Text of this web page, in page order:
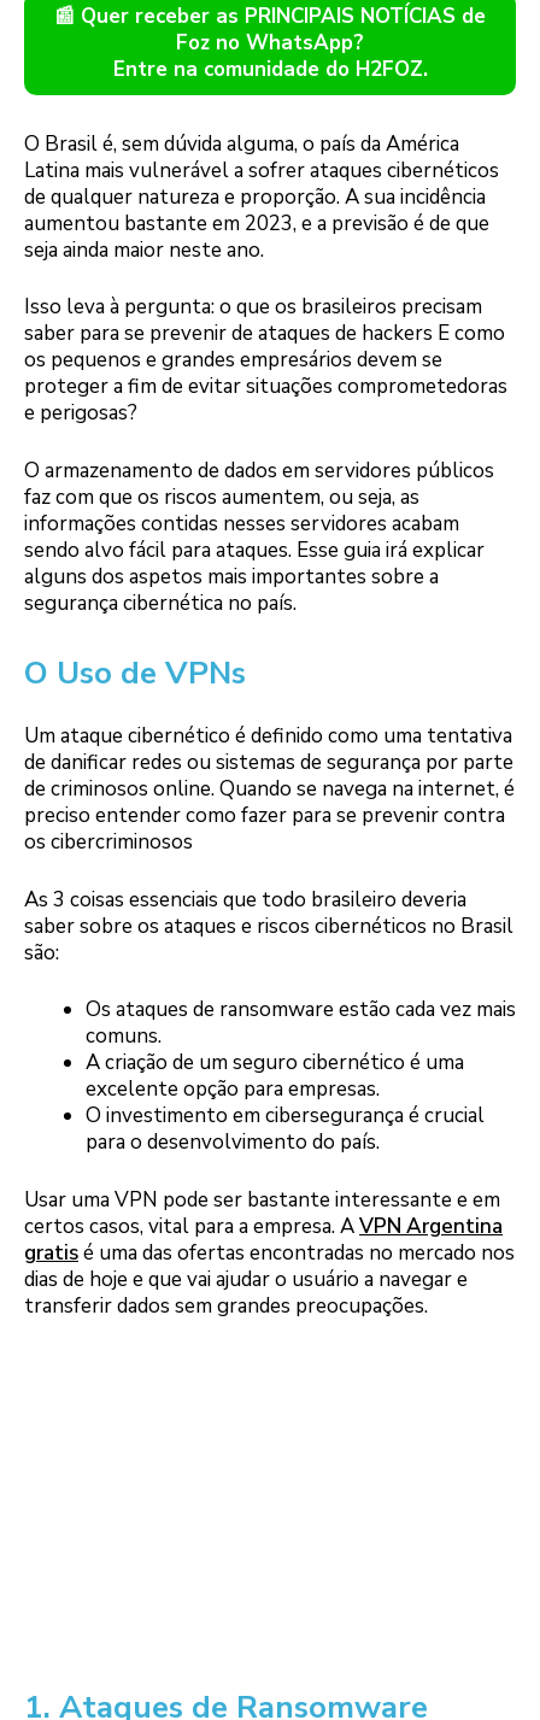
📰 Quer receber as PRINCIPAIS NOTÍCIAS de
Foz no WhatsApp?
Entre na comunidade do H2FOZ.
O Brasil é, sem dúvida alguma, o país da América
Latina mais vulnerável a sofrer ataques cibernéticos
de qualquer natureza e proporção. A sua incidência
aumentou bastante em 2023, e a previsão é de que
seja ainda maior neste ano.
Isso leva à pergunta: o que os brasileiros precisam
saber para se prevenir de ataques de hackers E como
os pequenos e grandes empresários devem se
proteger a fim de evitar situações comprometedoras
e perigosas?
O armazenamento de dados em servidores públicos
faz com que os riscos aumentem, ou seja, as
informações contidas nesses servidores acabam
sendo alvo fácil para ataques. Esse guia irá explicar
alguns dos aspetos mais importantes sobre a
segurança cibernética no país.
O Uso de VPNs
Um ataque cibernético é definido como uma tentativa
de danificar redes ou sistemas de segurança por parte
de criminosos online. Quando se navega na internet, é
preciso entender como fazer para se prevenir contra
os cibercriminosos
As 3 coisas essenciais que todo brasileiro deveria
saber sobre os ataques e riscos cibernéticos no Brasil
são:
Os ataques de ransomware estão cada vez mais
comuns.
A criação de um seguro cibernético é uma
excelente opção para empresas.
O investimento em cibersegurança é crucial
para o desenvolvimento do país.
Usar uma VPN pode ser bastante interessante e em
certos casos, vital para a empresa. AVPN Argentina
gratisé uma das ofertas encontradas no mercado nos
dias de hoje e que vai ajudar o usuário a navegar e
transferir dados sem grandes preocupações.
1. Ataques de Ransomware